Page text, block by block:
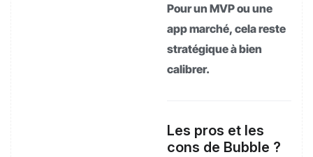
Pour un MVP ou une
app marché, cela reste
stratégique à bien
calibrer.
Les pros et les
cons de Bubble ?